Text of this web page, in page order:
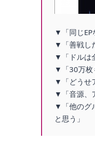
▼「同じEP
▼「善戦し
▼「ドルは
▼「30万枚
▼「どうせ
▼「音源、
▼「他のグ
と思う」